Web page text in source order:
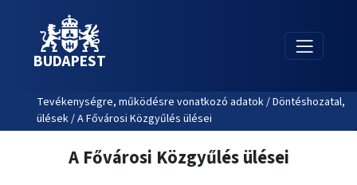
BUDAPEST
Tevékenységre, működésre vonatkozó adatok / Döntéshozatal,
ülések / A Fővárosi Közgyűlés ülései
A Fővárosi Közgyűlés ülései